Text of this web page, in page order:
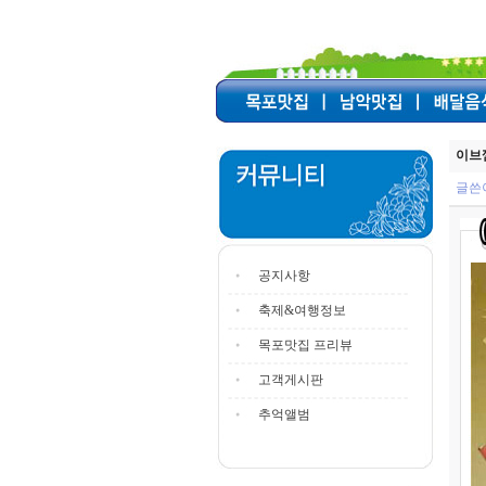
공지사항
축제&여행정보
목포맛집 프리뷰
고객게시판
추억앨범
이브
글쓴